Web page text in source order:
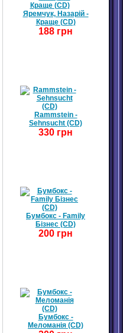
Яремчук, Назарій -
Краще (CD)
188 грн
Rammstein -
Sehnsucht (CD)
330 грн
Бумбокс - Family
Бізнес (CD)
200 грн
Бумбокс -
Меломанія (CD)